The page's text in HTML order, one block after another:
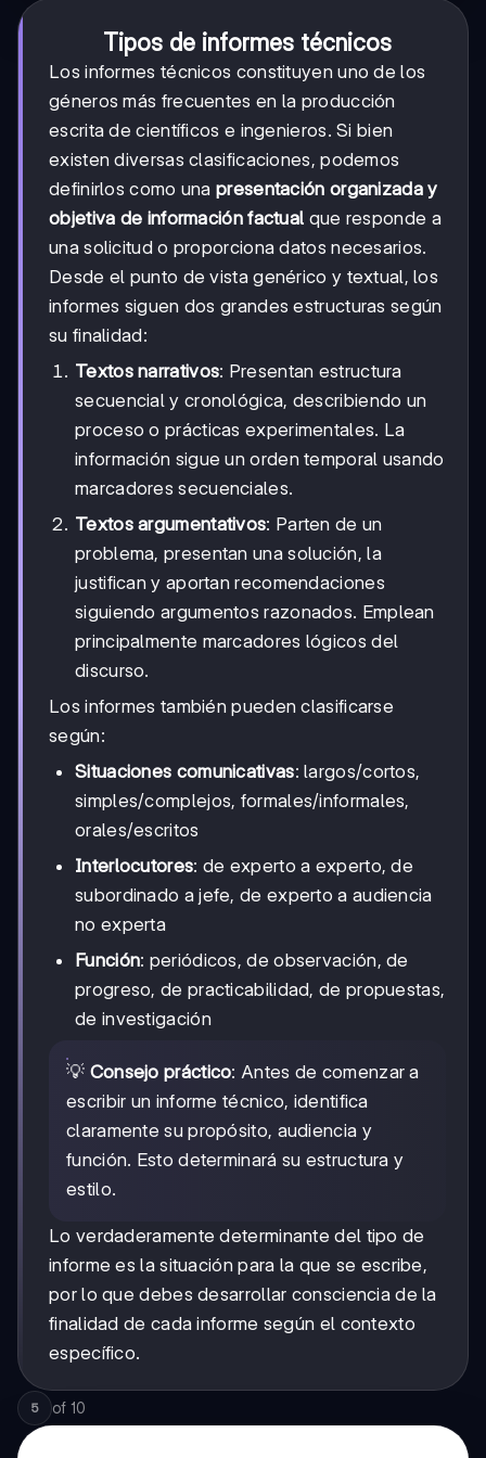
Tipos de informes técnicos
Los informes técnicos constituyen uno de los
géneros más frecuentes en la producción
escrita de científicos e ingenieros. Si bien
existen diversas clasificaciones, podemos
definirlos como unapresentación organizada y
objetiva de información factual que responde a
una solicitud o proporciona datos necesarios.
Desde el punto de vista genérico y textual, los
informes siguen dos grandes estructuras según
su finalidad:
Textos narrativos: Presentan estructura
secuencial y cronológica, describiendo un
proceso o prácticas experimentales. La
información sigue un orden temporal usando
marcadores secuenciales.
Textos argumentativos: Parten de un
problema, presentan una solución, la
justifican y aportan recomendaciones
siguiendo argumentos razonados. Emplean
principalmente marcadores lógicos del
discurso.
Los informes también pueden clasificarse
según:
Situaciones comunicativas: largos/cortos,
simples/complejos, formales/informales,
orales/escritos
Interlocutores: de experto a experto, de
subordinado a jefe, de experto a audiencia
no experta
Función: periódicos, de observación, de
progreso, de practicabilidad, de propuestas,
de investigación
💡 Consejo práctico: Antes de comenzar a
escribir un informe técnico, identifica
claramente su propósito, audiencia y
función. Esto determinará su estructura y
estilo.
Lo verdaderamente determinante del tipo de
informe es la situación para la que se escribe,
por lo que debes desarrollar consciencia de la
finalidad de cada informe según el contexto
específico.
5 of 10